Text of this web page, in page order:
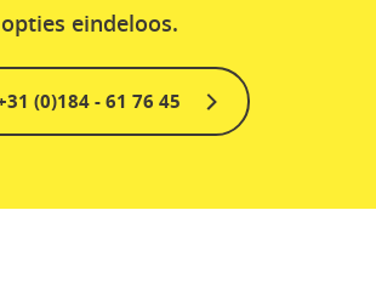
eindeloos.
(0)184 - 61 76 45